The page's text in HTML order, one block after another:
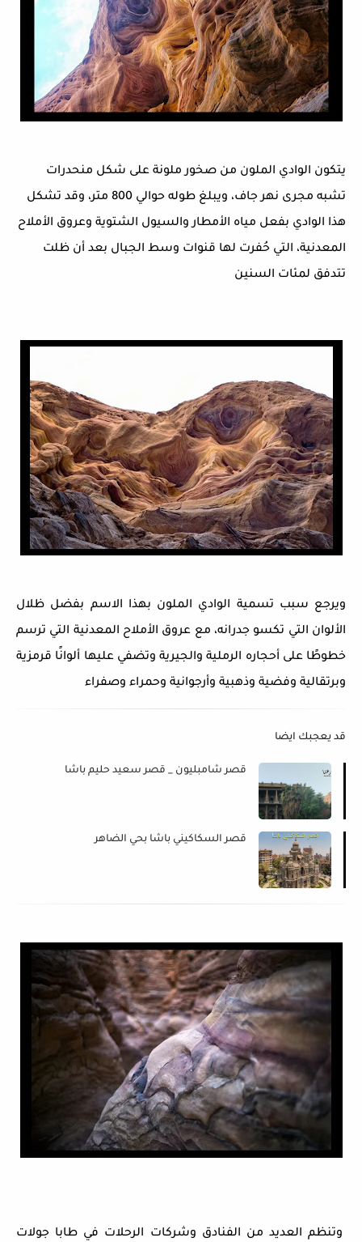
يتكون الوادي الملون من صخور ملونة على شكل منحدرات
تشبه مجرى نهر جاف، ويبلغ طوله حوالي 800 متر، وقد تشكل
هذا الوادي بفعل مياه الأمطار والسيول الشتوية وعروق الأملاح
المعدنية، التي حُفرت لها قنوات وسط الجبال بعد أن ظلت
تتدفق لمئات السنين
ويرجع سبب تسمية الوادي الملون بهذا الاسم بفضل ظلال
الألوان التي تكسو جدرانه، مع عروق الأملاح المعدنية التي ترسم
خطوطًا على أحجاره الرملية والجيرية وتضفي عليها ألوانًا قرمزية
وبرتقالية وفضية وذهبية وأرجوانية وحمراء وصفراء
قد يعجبك ايضا
قصر شامبليون _ قصر سعيد حليم باشا
قصر السكاكيني باشا بحي الضاهر
وتنظم العديد من الفنادق وشركات الرحلات في طابا جولات